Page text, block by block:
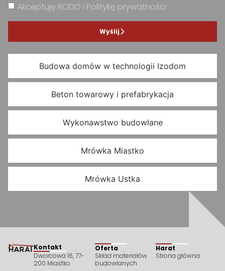
Budowa domów w technologii Izodom
Beton towarowy i prefabrykacja
Wykonawstwo budowlane
Mrówka Miastko
Mrówka Ustka
Akceptuję RODO i Politykę prywatności
Wyślij
Kontakt
Dworcowa 16, 77-
200 Miastko
Oferta
Skład materiałów
budowlanych
Harat
Strona główna